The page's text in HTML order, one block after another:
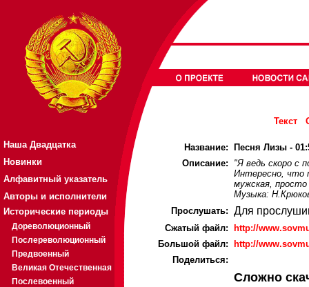
Наша Двадцатка
Новинки
Алфавитный указатель
Авторы и исполнители
Исторические периоды
Дореволюционный
Послереволюционный
Предвоенный
Великая Отечественная
Послевоенный
Текст
Название:
Песня Лизы -
Описание:
"Я ведь скоро с
Интересно, что
мужская,
Музыка:
Прослушать: Для
Cжатый файл:
http://
Большой файл:
http://
Поделиться:
Сложно